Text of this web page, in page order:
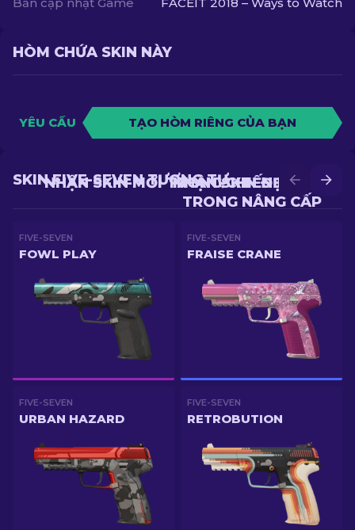
HÒM CHỨA SKIN NÀY
YÊU CẦU TẠO HÒM RIÊNG CỦA BẠN
NHẬN SKIN ĐẸP HƠN
TRONG NÂNG CẤP
NHẬN SKIN MỚI TRONG CHIẾN ĐẤU
SKIN FIVE-SEVEN TƯƠNG TỰ
FIVE-SEVEN
FOWL PLAY
FIVE-SEVEN
FRAISE CRANE
FIVE-SEVEN
URBAN HAZARD
FIVE-SEVEN
RETROBUTION